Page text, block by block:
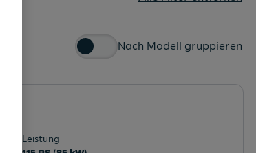
Nach Modell gruppieren
Leistung